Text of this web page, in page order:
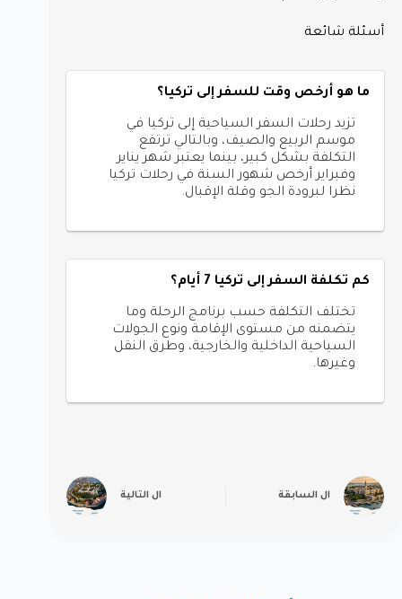
أسئلة شائعة
ما هو أرخص وقت للسفر إلى تركيا؟
تزيد رحلات السفر السياحية إلى تركيا في
موسم الربيع والصيف، وبالتالي ترتفع
التكلفة بشكل كبير، بينما يعتبر شهر يناير
وفبراير أرخص شهور السنة في رحلات تركيا
نظرا لبرودة الجو وقلة الإقبال.
كم تكلفة السفر إلى تركيا 7 أيام؟
تختلف التكلفة حسب برنامج الرحلة وما
يتضمنه من مستوى الإقامة ونوع الجولات
السياحية الداخلية والخارجية، وطرق النقل
وغيرها.
ال السابقة ال التالية